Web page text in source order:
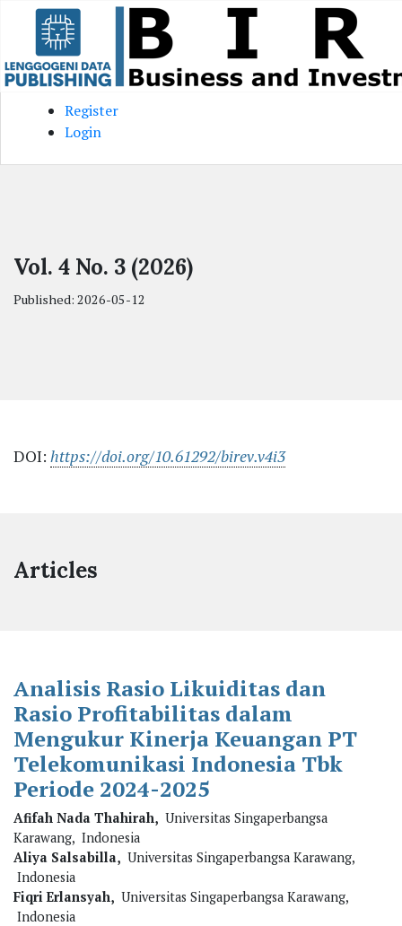
Skip to main content
Skip to main navigation menu
Skip to site footer
Register
Login
Vol. 4 No. 3 (2026)
Published: 2026-05-12
DOI: https://doi.org/10.61292/birev.v4i3
Articles
Analisis Rasio Likuiditas dan
Rasio Profitabilitas dalam
Mengukur Kinerja Keuangan PT
Telekomunikasi Indonesia Tbk
Periode 2024-2025
Afifah Nada Thahirah, Universitas Singaperbangsa
Karawang, Indonesia
Aliya Salsabilla, Universitas Singaperbangsa Karawang,
Indonesia
Fiqri Erlansyah, Universitas Singaperbangsa Karawang,
Indonesia